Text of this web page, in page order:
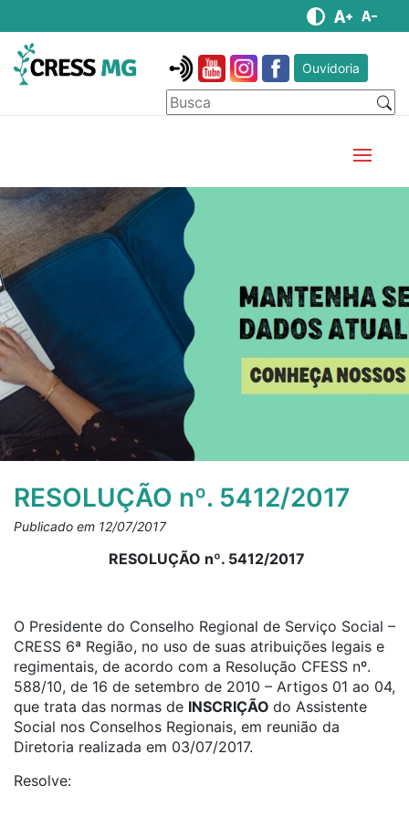
Ouvidoria
RESOLUÇÃO nº. 5412/2017
Publicado em 12/07/2017
RESOLUÇÃO nº. 5412/2017
O Presidente do Conselho Regional de Serviço Social –
CRESS 6ª Região, no uso de suas atribuições legais e
regimentais, de acordo com a Resolução CFESS nº.
588/10, de 16 de setembro de 2010 – Artigos 01 ao 04,
que trata das normas de INSCRIÇÃO do Assistente
Social nos Conselhos Regionais, em reunião da
Diretoria realizada em 03/07/2017.
Resolve: